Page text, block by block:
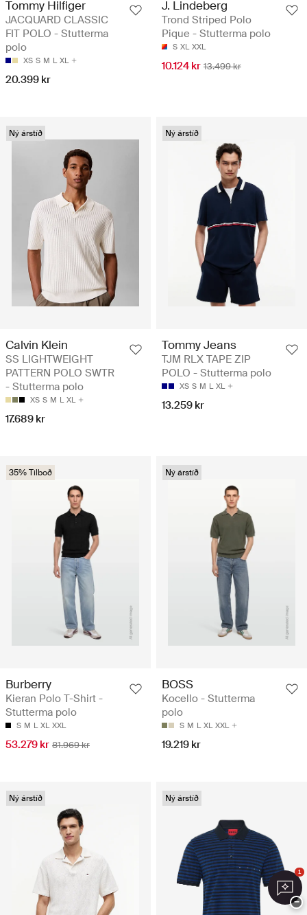
Tommy Hilfiger
JACQUARD CLASSIC
FIT POLO - Stutterma
polo
XS S M L XL
20.399 kr
J. Lindeberg
Trond Striped Polo
Pique - Stutterma polo
S XL XXL
10.124 kr 13.499 kr
Ný árstíð
Calvin Klein
SS LIGHTWEIGHT
PATTERN POLO SWTR
- Stutterma polo
XS S M L XL
17.689 kr
Ný árstíð
Tommy Jeans
TJM RLX TAPE ZIP
POLO - Stutterma polo
XS S M L XL
13.259 kr
35% Tilboð
Burberry
Kieran Polo T-Shirt -
Stutterma polo
S M L XL XXL
53.279 kr 81.969 kr
Ný árstíð
BOSS
Kocello - Stutterma
polo
S M L XL XXL
19.219 kr
Ný árstíð Ný árstíð
1
−